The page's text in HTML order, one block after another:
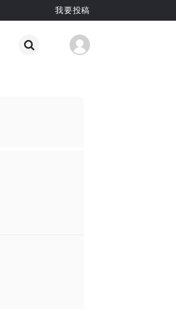
我要投稿
虎嗅嗅全新升级